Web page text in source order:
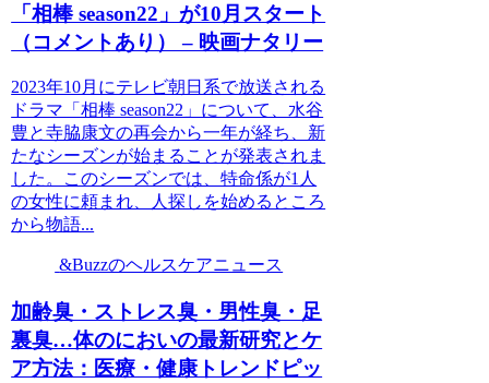
「相棒 season22」が10月スタート
（コメントあり） – 映画ナタリー
2023年10月にテレビ朝日系で放送される
ドラマ「相棒 season22」について、水谷
豊と寺脇康文の再会から一年が経ち、新
たなシーズンが始まることが発表されま
した。このシーズンでは、特命係が1人
の女性に頼まれ、人探しを始めるところ
から物語...
&Buzzのヘルスケアニュース
加齢臭・ストレス臭・男性臭・足
裏臭…体のにおいの最新研究とケ
ア方法：医療・健康トレンドピッ